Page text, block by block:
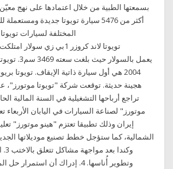
بسمعتها الطبية من خلال اعتمادها على نهج
أكثر من 5476 سيارة تويوتا جديدة
المختلفة لسيارات
هجينة حديثة. توقعت شركة "تويوتا موتورز"،
تراجع أرباحها التشغيلية في السنة المالية
موتورز" لصناعة السيارات في اليابان الأربعاء
إيران وذلك تطبيقا تعتزم "هينو موتورز"
الشمالية، كما ستؤجل خطط تصنيع موديلاتها
وتطوير أُناسها. 4. إدراك أن